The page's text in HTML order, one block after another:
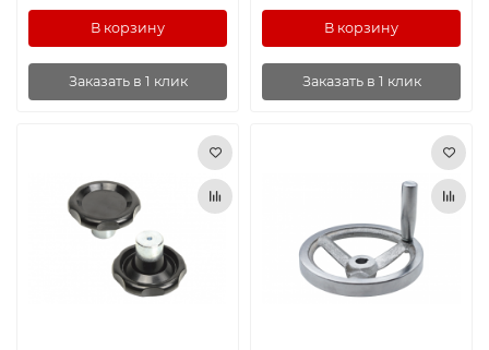
В корзину
Заказать в 1 клик
В корзину
Заказать в 1 клик